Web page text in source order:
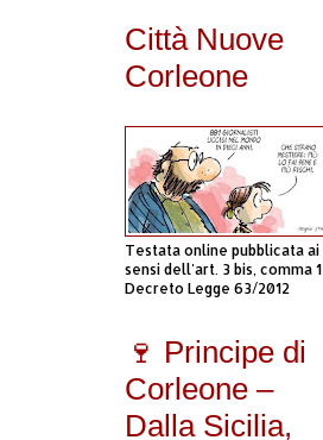
Città Nuove
Corleone
Testata online pubblicata ai
sensi dell'art. 3 bis, comma 1
Decreto Legge 63/2012
🍷 Principe di
Corleone –
Dalla Sicilia,